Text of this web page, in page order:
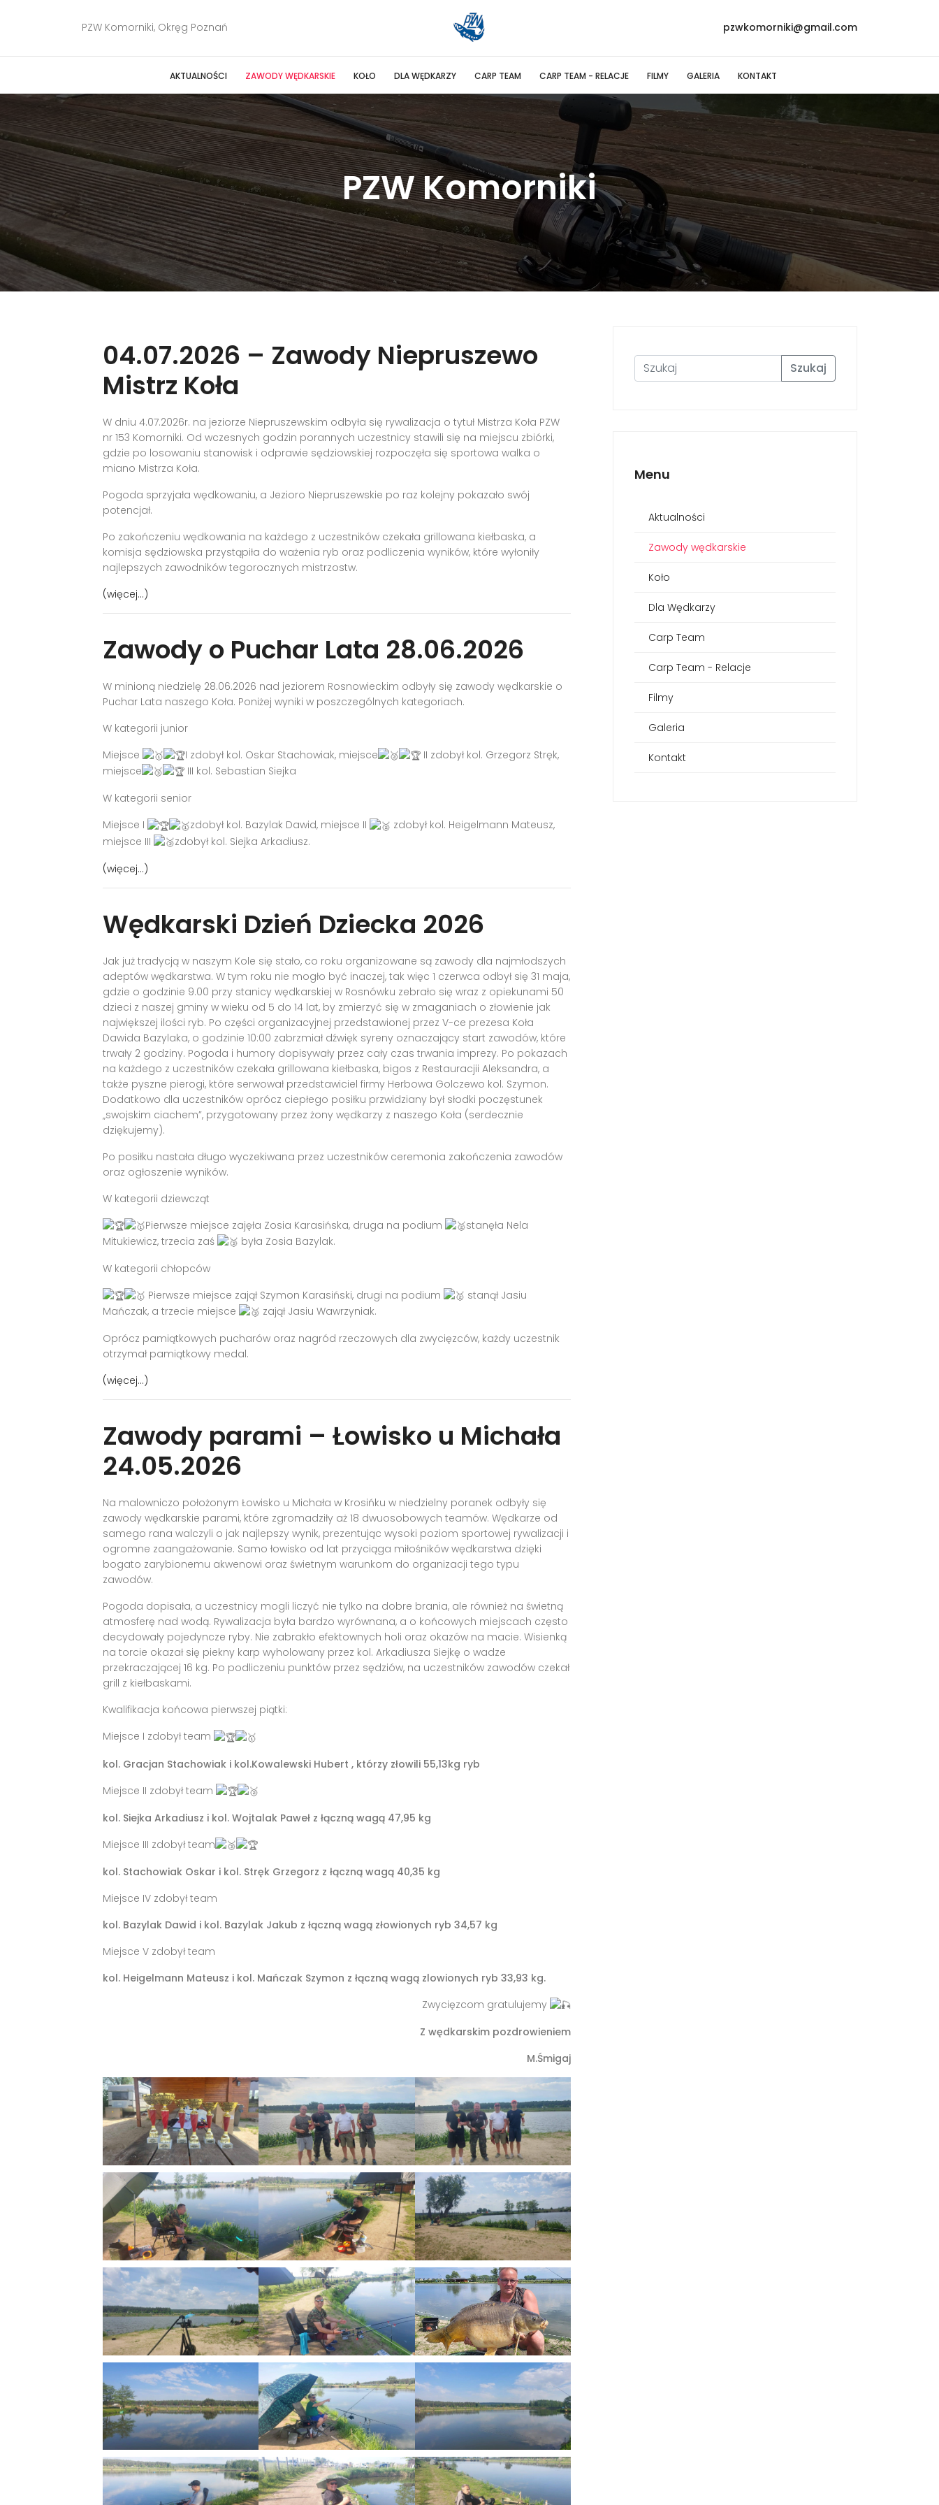
PZW Komorniki, Okręg Poznań pzwkomorniki@gmail.com
AKTUALNOŚCI ZAWODY WĘDKARSKIE KOŁO DLA WĘDKARZY CARP TEAM CARP TEAM - RELACJE FILMY GALERIA KONTAKT
PZW Komorniki
04.07.2026 – Zawody Niepruszewo
Mistrz Koła
W dniu 4.07.2026r. na jeziorze Niepruszewskim odbyła się rywalizacja o tytuł Mistrza Koła PZW
nr 153 Komorniki. Od wczesnych godzin porannych uczestnicy stawili się na miejscu zbiórki,
gdzie po losowaniu stanowisk i odprawie sędziowskiej rozpoczęła się sportowa walka o
miano Mistrza Koła.
Pogoda sprzyjała wędkowaniu, a Jezioro Niepruszewskie po raz kolejny pokazało swój
potencjał.
Po zakończeniu wędkowania na każdego z uczestników czekała grillowana kiełbaska, a
komisja sędziowska przystąpiła do ważenia ryb oraz podliczenia wyników, które wyłoniły
najlepszych zawodników tegorocznych mistrzostw.
(więcej…)
Zawody o Puchar Lata 28.06.2026
W minioną niedzielę 28.06.2026 nad jeziorem Rosnowieckim odbyły się zawody wędkarskie o
Puchar Lata naszego Koła. Poniżej wyniki w poszczególnych kategoriach.
W kategorii junior
Miejsce
I zdobył kol. Oskar Stachowiak, miejsce
II zdobył kol. Grzegorz Stręk,
miejsce
III kol. Sebastian Siejka
W kategorii senior
Miejsce I
zdobył kol. Bazylak Dawid, miejsce II
zdobył kol. Heigelmann Mateusz,
miejsce III
zdobył kol. Siejka Arkadiusz.
(więcej…)
Wędkarski Dzień Dziecka 2026
Jak już tradycją w naszym Kole się stało, co roku organizowane są zawody dla najmłodszych
adeptów wędkarstwa. W tym roku nie mogło być inaczej, tak więc 1 czerwca odbył się 31 maja,
gdzie o godzinie 9.00 przy stanicy wędkarskiej w Rosnówku zebrało się wraz z opiekunami 50
dzieci z naszej gminy w wieku od 5 do 14 lat, by zmierzyć się w zmaganiach o złowienie jak
największej ilości ryb. Po części organizacyjnej przedstawionej przez V-ce prezesa Koła
Dawida Bazylaka, o godzinie 10:00 zabrzmiał dźwięk syreny oznaczający start zawodów, które
trwały 2 godziny. Pogoda i humory dopisywały przez cały czas trwania imprezy. Po pokazach
na każdego z uczestników czekała grillowana kiełbaska, bigos z Restauracjii Aleksandra, a
także pyszne pierogi, które serwował przedstawiciel firmy Herbowa Golczewo kol. Szymon.
Dodatkowo dla uczestników oprócz ciepłego posiłku przwidziany był słodki poczęstunek
„swojskim ciachem”, przygotowany przez żony wędkarzy z naszego Koła (serdecznie
dziękujemy).
Po posiłku nastała długo wyczekiwana przez uczestników ceremonia zakończenia zawodów
oraz ogłoszenie wyników.
W kategorii dziewcząt
Pierwsze miejsce zajęła Zosia Karasińska, druga na podium
stanęła Nela
Mitukiewicz, trzecia zaś
była Zosia Bazylak.
W kategorii chłopców
Pierwsze miejsce zajął Szymon Karasiński, drugi na podium
stanął Jasiu
Mańczak, a trzecie miejsce
zajął Jasiu Wawrzyniak.
Oprócz pamiątkowych pucharów oraz nagród rzeczowych dla zwycięzców, każdy uczestnik
otrzymał pamiątkowy medal.
(więcej…)
Zawody parami – Łowisko u Michała
24.05.2026
Na malowniczo położonym Łowisko u Michała w Krosińku w niedzielny poranek odbyły się
zawody wędkarskie parami, które zgromadziły aż 18 dwuosobowych teamów. Wędkarze od
samego rana walczyli o jak najlepszy wynik, prezentując wysoki poziom sportowej rywalizacji i
ogromne zaangażowanie. Samo łowisko od lat przyciąga miłośników wędkarstwa dzięki
bogato zarybionemu akwenowi oraz świetnym warunkom do organizacji tego typu
zawodów.
Pogoda dopisała, a uczestnicy mogli liczyć nie tylko na dobre brania, ale również na świetną
atmosferę nad wodą. Rywalizacja była bardzo wyrównana, a o końcowych miejscach często
decydowały pojedyncze ryby. Nie zabrakło efektownych holi oraz okazów na macie. Wisienką
na torcie okazał się piekny karp wyholowany przez kol. Arkadiusza Siejkę o wadze
przekraczającej 16 kg. Po podliczeniu punktów przez sędziów, na uczestników zawodów czekał
grill z kiełbaskami.
Kwalifikacja końcowa pierwszej piątki:
Miejsce I zdobył team
kol. Gracjan Stachowiak i kol.Kowalewski Hubert , którzy złowili 55,13kg ryb
Miejsce II zdobył team
kol. Siejka Arkadiusz i kol. Wojtalak Paweł z łączną wagą 47,95 kg
Miejsce III zdobył team
kol. Stachowiak Oskar i kol. Stręk Grzegorz z łączną wagą 40,35 kg
Miejsce IV zdobył team
kol. Bazylak Dawid i kol. Bazylak Jakub z łączną wagą złowionych ryb 34,57 kg
Miejsce V zdobył team
kol. Heigelmann Mateusz i kol. Mańczak Szymon z łączną wagą zlowionych ryb 33,93 kg.
Zwycięzcom gratulujemy
Z wędkarskim pozdrowieniem
M.Śmigaj
Szukaj
Menu
Aktualności
Zawody wędkarskie
Koło
Dla Wędkarzy
Carp Team
Carp Team - Relacje
Filmy
Galeria
Kontakt